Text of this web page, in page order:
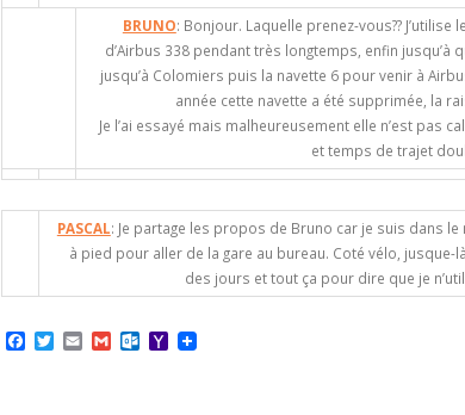
BRUNO: Bonjour. Laquelle prenez-vous??
d’Airbus 338 pendant très longtemps, enfin jusqu’à
jusqu’à Colomiers puis la navette 6 pour venir à
année cette navette a été supprimée, la
Je l’ai essayé mais malheureusement elle n’est pas
et temps de trajet
PASCAL: Je partage les propos de Bruno car je suis dans
à pied pour aller de la gare au bureau. Coté vélo,
des jours et tout ça pour dire que je
F
a
T
w
E
m
G
m
O
u
Y
a